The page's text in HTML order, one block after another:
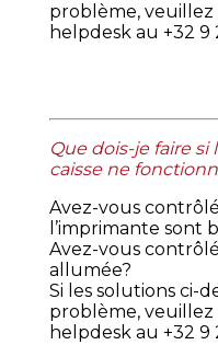
problème,
helpdesk au +32 9
Que dois-je faire
caisse ne
Avez-vous
l’imprimante sont
Avez-vous
allumée?
Si les solutions ci-
problème,
helpdesk au +32 9